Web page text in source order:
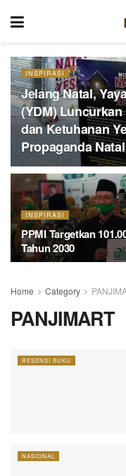
INSPIRASI
Jelang Natal,
(YDM)
dan Ketuhanan
Propaganda
INSPIRASI
PPMI Targetkan
Tahun 2030
Home Category
PANJIMART
RESENSI BUKU
NASIONAL